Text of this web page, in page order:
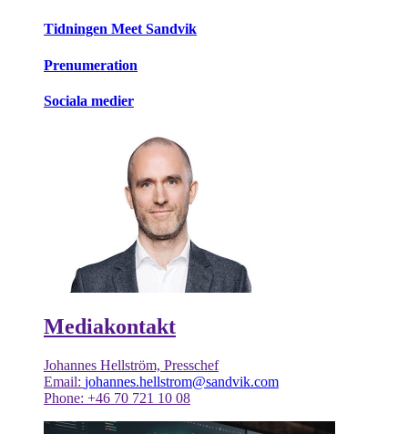
Tidningen Meet Sandvik
Prenumeration
Sociala medier
Mediakontakt
Johannes Hellström, Presschef
Email: johannes.hellstrom@sandvik.com
Phone: +46 70 721 10 08